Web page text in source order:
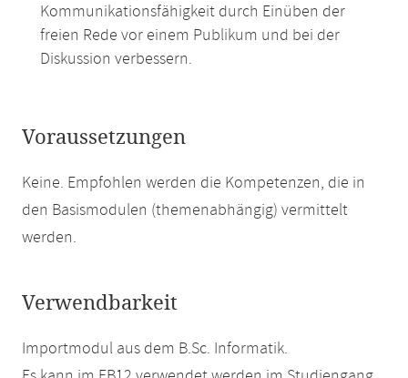
Kommunikationsfähigkeit durch Einüben der
freien Rede vor einem Publikum und bei der
Diskussion verbessern.
Voraussetzungen
Keine. Empfohlen werden die Kompetenzen, die in
den Basismodulen (themenabhängig) vermittelt
werden.
Verwendbarkeit
Importmodul aus dem B.Sc. Informatik.